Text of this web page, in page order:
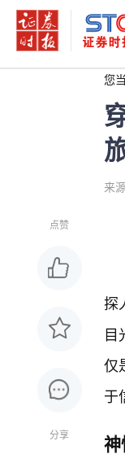
您
来
点赞
分享
探
目
仅
于